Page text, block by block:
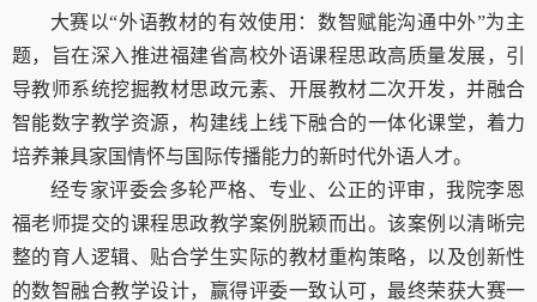
大赛以“外语教材的有效使用：数智赋能沟通中外”为主
题，旨在深入推进福建省高校外语课程思政高质量发展，引
导教师系统挖掘教材思政元素、开展教材二次开发，并融合
智能数字教学资源，构建线上线下融合的一体化课堂，着力
培养兼具家国情怀与国际传播能力的新时代外语人才。
经专家评委会多轮严格、专业、公正的评审，我院李恩
福老师提交的课程思政教学案例脱颖而出。该案例以清晰完
整的育人逻辑、贴合学生实际的教材重构策略，以及创新性
的数智融合教学设计，赢得评委一致认可，最终荣获大赛一